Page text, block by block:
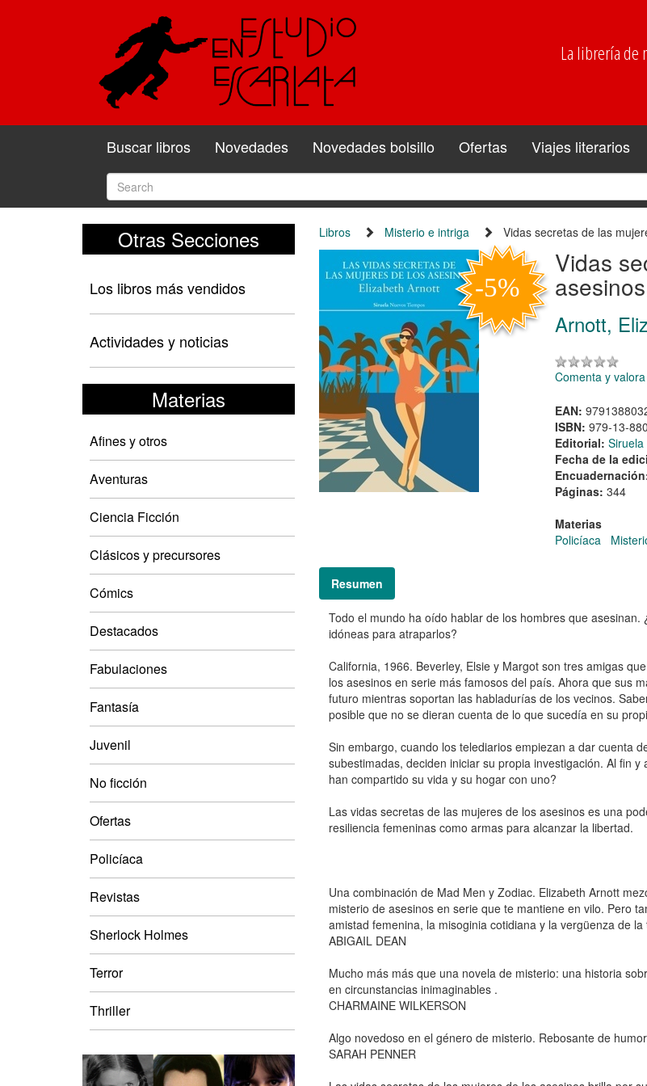
La librería de
Buscar libros Novedades Novedades bolsillo Ofertas Viajes literarios
Otras Secciones
Los libros más vendidos
Actividades y noticias
Materias
Afines y otros
Aventuras
Ciencia Ficción
Clásicos y precursores
Cómics
Destacados
Fabulaciones
Fantasía
Juvenil
No ficción
Ofertas
Policíaca
Revistas
Sherlock Holmes
Terror
Thriller
Libros Misterio e intriga Vidas secretas de las
Vidas
Arnott,
Comenta y
EAN:
ISBN: 979-13-
Editorial: Siruela
Fecha de la
Páginas: 344
Materias
Policíaca
Resumen
Todo el mundo ha oído hablar de los hombres que
idóneas para atraparlos?
California, 1966. Beverley, Elsie y Margot son tres amigas
los asesinos en serie más famosos del país. Ahora que sus
futuro mientras soportan las habladurías de los vecinos.
posible que no se dieran cuenta de lo que sucedía en su
Sin embargo, cuando los telediarios empiezan a dar cuenta
subestimadas, deciden iniciar su propia investigación. Al fin
han compartido su vida y su hogar con uno?
Las vidas secretas de las mujeres de los asesinos es una
resiliencia femeninas como armas para alcanzar la libertad.
Una combinación de Mad Men y Zodiac. Elizabeth Arnott
misterio de asesinos en serie que te mantiene en vilo. Pero
amistad femenina, la misoginia cotidiana y la vergüenza de la
ABIGAIL DEAN
Mucho más más que una novela de misterio: una historia
en circunstancias inimaginables .
CHARMAINE WILKERSON
Algo novedoso en el género de misterio. Rebosante de
SARAH PENNER